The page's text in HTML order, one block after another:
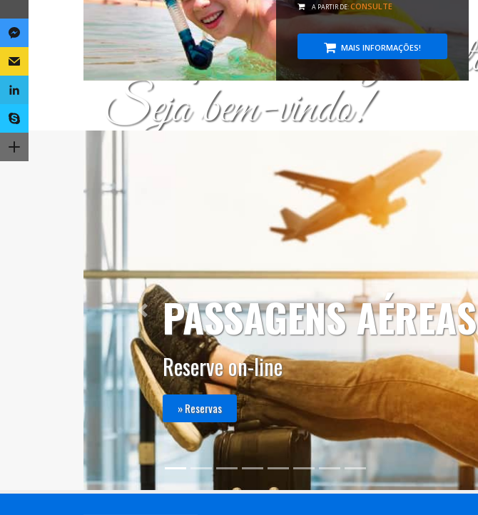
Sua próxima viagem
Seja bem-vindo!
A PARTIR DE:CONSULTE
MAIS INFORMAÇÕES!
Previous